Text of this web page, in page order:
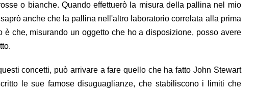
o bianche. Quando effettuerò la misura della pallina nel mio
anche che la pallina nell'altro laboratorio correlata alla prima
è che, misurando un oggetto che ho a disposizione, posso avere
concetti, può arrivare a fare quello che ha fatto John Stewart
le sue famose disuguaglianze, che stabiliscono i limiti che